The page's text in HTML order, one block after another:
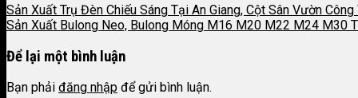
Sản Xuất Trụ Đèn Chiếu Sáng Tại An Giang, Cột Sân Vườn Công
Sản Xuất Bulong Neo, Bulong Móng M16 M20 M22 M24 M30
Để lại một bình luận
Bạn phải đăng nhập để gửi bình luận.